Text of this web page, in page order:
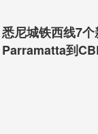
将亲自给华人同胞们
庆祝新年啦！
悉尼城铁西线7个
Parramatta到